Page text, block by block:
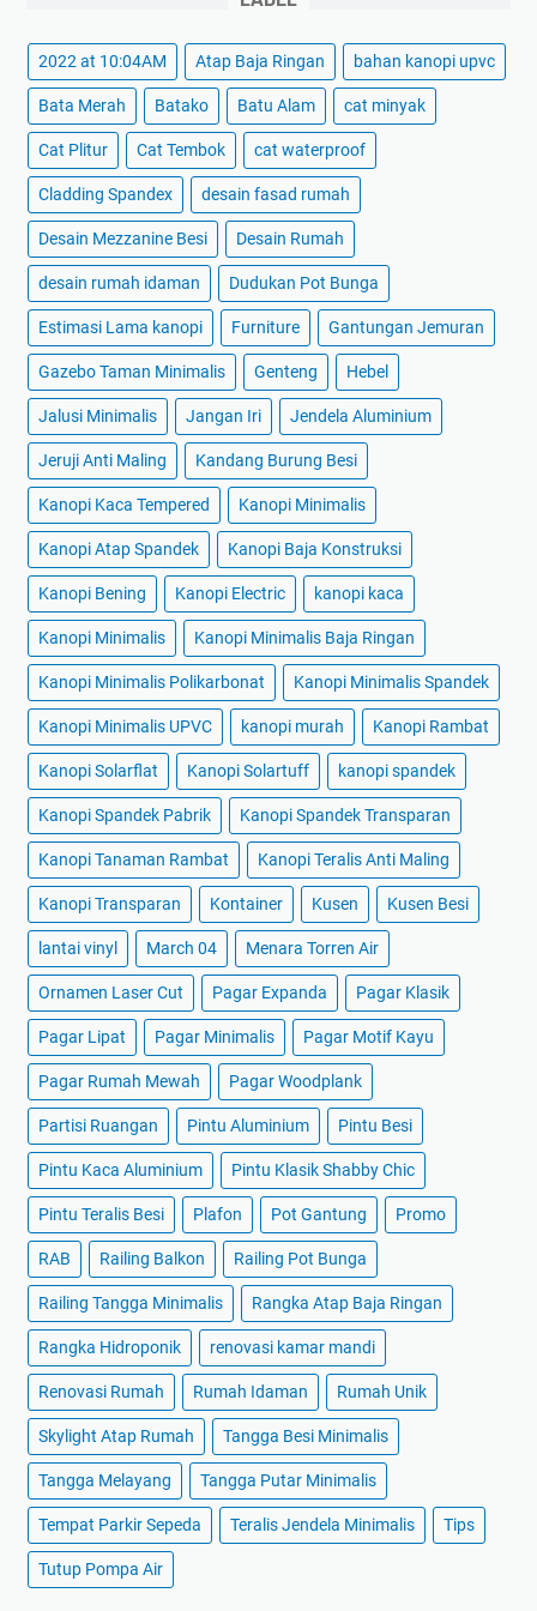
2022 at 10:04AM Atap Baja Ringan bahan kanopi upvc
Bata Merah Batako Batu Alam cat minyak
Cat Plitur Cat Tembok cat waterproof
Cladding Spandex desain fasad rumah
Desain Mezzanine Besi Desain Rumah
desain rumah idaman Dudukan Pot Bunga
Estimasi Lama kanopi Furniture Gantungan Jemuran
Gazebo Taman Minimalis Genteng Hebel
Jalusi Minimalis Jangan Iri Jendela Aluminium
Jeruji Anti Maling Kandang Burung Besi
Kanopi Kaca Tempered Kanopi Minimalis
Kanopi Atap Spandek Kanopi Baja Konstruksi
Kanopi Bening Kanopi Electric kanopi kaca
Kanopi Minimalis Kanopi Minimalis Baja Ringan
Kanopi Minimalis Polikarbonat Kanopi Minimalis Spandek
Kanopi Minimalis UPVC kanopi murah Kanopi Rambat
Kanopi Solarflat Kanopi Solartuff kanopi spandek
Kanopi Spandek Pabrik Kanopi Spandek Transparan
Kanopi Tanaman Rambat Kanopi Teralis Anti Maling
Kanopi Transparan Kontainer Kusen Kusen Besi
lantai vinyl March 04 Menara Torren Air
Ornamen Laser Cut Pagar Expanda Pagar Klasik
Pagar Lipat Pagar Minimalis Pagar Motif Kayu
Pagar Rumah Mewah Pagar Woodplank
Partisi Ruangan Pintu Aluminium Pintu Besi
Pintu Kaca Aluminium Pintu Klasik Shabby Chic
Pintu Teralis Besi Plafon Pot Gantung Promo
RAB Railing Balkon Railing Pot Bunga
Railing Tangga Minimalis Rangka Atap Baja Ringan
Rangka Hidroponik renovasi kamar mandi
Renovasi Rumah Rumah Idaman Rumah Unik
Skylight Atap Rumah Tangga Besi Minimalis
Tangga Melayang Tangga Putar Minimalis
Tempat Parkir Sepeda Teralis Jendela Minimalis Tips
Tutup Pompa Air